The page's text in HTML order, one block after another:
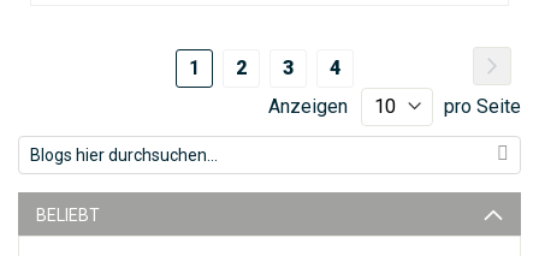
Seite
Sie
gerade
Seite
1 Seite
2 Seite
3 Seite
4
Anzeigen
pro Seite
BELIEBT